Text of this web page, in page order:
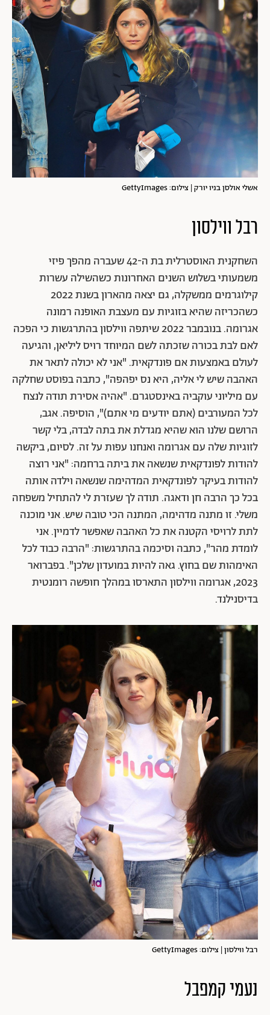
אשלי אולסן בניו יורק | צילום: GettyImages
רבל ווילסון
השחקנית האוסטרלית בת ה-42 שעברה מהפך פיזי
משמעותי בשלוש השנים האחרונות כשהשילה עשרות
קילוגרמים ממשקלה, גם יצאה מהארון בשנת 2022
כשהכריזה שהיא בזוגיות עם מעצבת האופנה רמונה
אגרומה.
בנובמבר 2022 שיתפה ווילסון בהתרגשות כי הפכה
לאם לבת בכורה שזכתה לשם המיוחד רויס ליליאן, והגיעה
לעולם באמצעות אם פונדקאית. "אני לא יכולה לתאר את
האהבה שיש לי אליה, היא נס יפהפה", כתבה בפוסט שחלקה
עם מיליוני עוקביה באינסטגרם. "אהיה אסירת תודה לנצח
לכל המעורבים (אתם יודעים מי אתם)", הוסיפה. אגב,
הרושם שלנו הוא שהיא מגדלת את בתה לבדה, בלי קשר
לזוגיות שלה עם אגרומה ואנחנו עפות על זה. לסיום, ביקשה
להודות לפונדקאית שנשאה את ביתה ברחמה: "אני רוצה
להודות בעיקר לפונדקאית המדהימה שנשאה וילדה אותה
בכל כך הרבה חן ודאגה. תודה לך שעזרת לי להתחיל משפחה
משלי. זו מתנה מדהימה, המתנה הכי טובה שיש. אני מוכנה
לתת לרויסי הקטנה את כל האהבה שאפשר לדמיין. אני
לומדת מהר", כתבה וסיכמה בהתרגשות: "הרבה כבוד לכל
האימהות שם בחוץ. גאה להיות במועדון שלכן". בפברואר
2023, אגרומה ווילסון התארסו במהלך חופשה רומנטית
בדיסנילנד.
רבל ווילסון | צילום: GettyImages
נעמי קמפבל